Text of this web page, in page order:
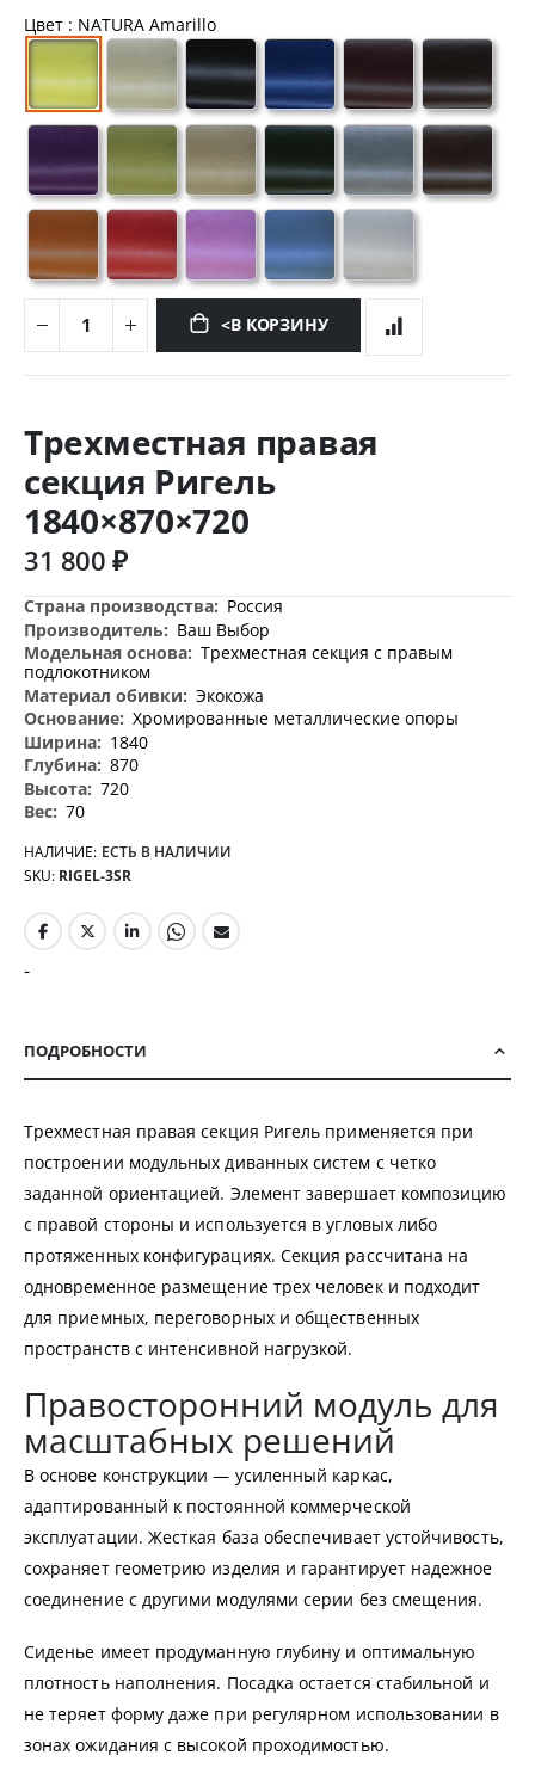
Цвет : NATURA Amarillo
<В КОРЗИНУ
к
началу
галереи
изображений
Трехместная правая
секция Ригель
1840×870×720
31 800 ₽
Дополнительная
информация
Россия
Ваш Выбор
Трехместная секция с правым
подлокотником
Экокожа
Хромированные металлические опоры
1840
870
720
70
НАЛИЧИЕ: ЕСТЬ В НАЛИЧИИ
SKU RIGEL-3SR
-
ПОДРОБНОСТИ
Трехместная правая секция Ригель применяется при
построении модульных диванных систем с четко
заданной ориентацией. Элемент завершает композицию
с правой стороны и используется в угловых либо
протяженных конфигурациях. Секция рассчитана на
одновременное размещение трех человек и подходит
для приемных, переговорных и общественных
пространств с интенсивной нагрузкой.
Правосторонний модуль для
масштабных решений
В основе конструкции — усиленный каркас,
адаптированный к постоянной коммерческой
эксплуатации. Жесткая база обеспечивает устойчивость,
сохраняет геометрию изделия и гарантирует надежное
соединение с другими модулями серии без смещения.
Сиденье имеет продуманную глубину и оптимальную
плотность наполнения. Посадка остается стабильной и
не теряет форму даже при регулярном использовании в
зонах ожидания с высокой проходимостью.